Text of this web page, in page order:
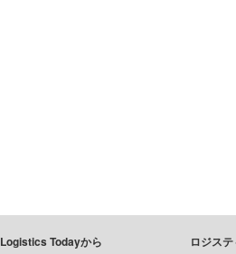
Logistics Todayから ロジス